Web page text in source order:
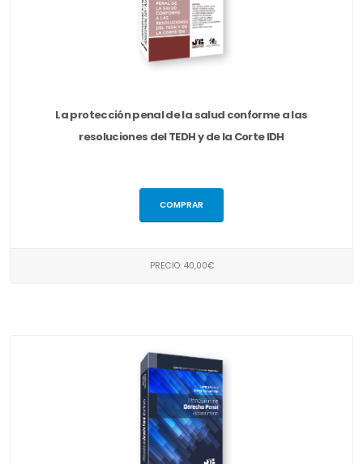
La protección penal de la salud conforme a las
resoluciones del TEDH y de la Corte IDH
COMPRAR
PRECIO: 40,00€